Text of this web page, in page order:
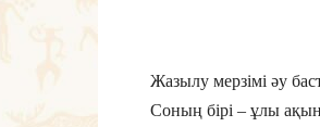
Жазылу мерзімі әу
Соның бірі – ұлы